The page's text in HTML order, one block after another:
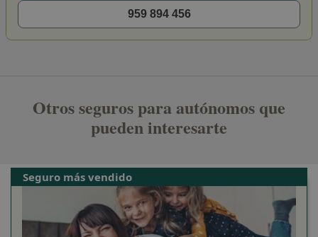
959 894 456
Otros seguros para autónomos que
pueden interesarte
Seguro más vendido